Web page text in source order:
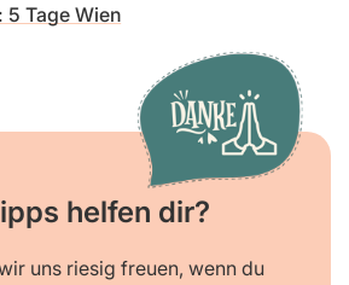
5 Tage Wien
helfen dir?
uns riesig freuen, wenn du